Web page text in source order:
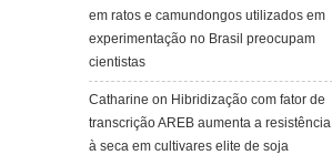
em ratos e camundongos utilizados em
experimentação no Brasil preocupam
cientistas
Catharine on Hibridização com fator de
transcrição AREB aumenta a resistência
à seca em cultivares elite de soja